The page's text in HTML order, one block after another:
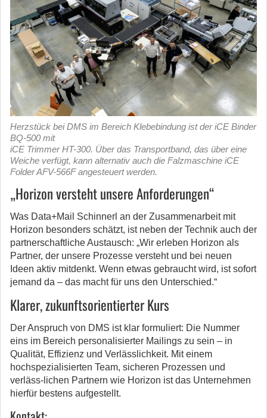
Herzstück bei DMS im Bereich Klebebindung ist der iCE Binder
BQ-500 mit
iCE Trimmer HT-300. Über das Transportband, das über eine
Weiche verfügt, kann alternativ auch die Falzmaschine iCE
Folder AFV-566F angesteuert werden.
„Horizon versteht unsere Anforderungen“
Was Data+Mail Schinnerl an der Zusammenarbeit mit
Horizon besonders schätzt, ist neben der Technik auch der
partnerschaftliche Austausch: „Wir erleben Horizon als
Partner, der unsere Prozesse versteht und bei neuen
Ideen aktiv mitdenkt. Wenn etwas gebraucht wird, ist sofort
jemand da – das macht für uns den Unterschied.“
Klarer, zukunftsorientierter Kurs
Der Anspruch von DMS ist klar formuliert: Die Nummer
eins im Bereich personalisierter Mailings zu sein – in
Qualität, Effizienz und Verlässlichkeit. Mit einem
hochspezialisierten Team, sicheren Prozessen und
verläss-lichen Partnern wie Horizon ist das Unternehmen
hierfür bestens aufgestellt.